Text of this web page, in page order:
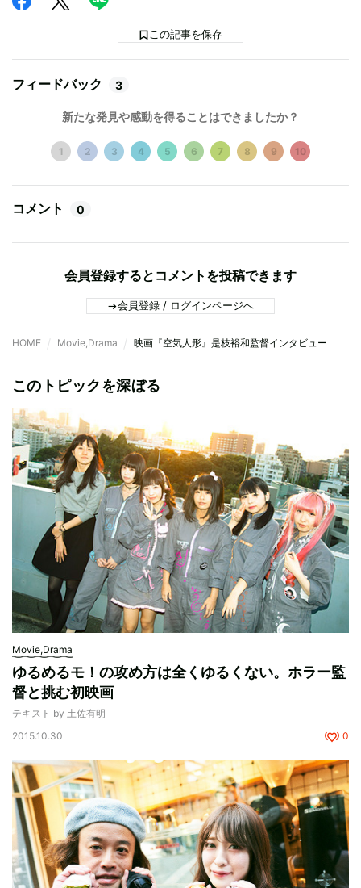
この記事を保存
フィードバック 3
新たな発見や感動を得ることはできましたか？
1 2 3 4 5 6 7 8 9 10
コメント 0
会員登録するとコメントを投稿できます
会員登録 / ログインページへ
HOME Movie,Drama 映画『空気人形』是枝裕和監督インタビュー
このトピックを深ぼる
Movie,Drama
ゆるめるモ！の攻め方は全くゆるくない。ホラー監
督と挑む初映画
テキスト by 土佐有明
2015.10.30
0